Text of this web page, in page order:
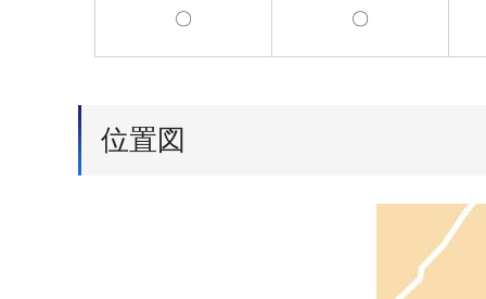
〇 〇
位置図